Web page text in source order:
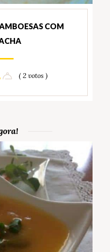
COM
( 2 votos )